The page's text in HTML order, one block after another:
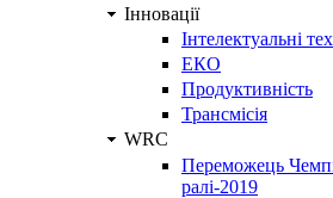
Інновації
Інтелектуальні
ЕКО
Продуктивність
Трансмісія
WRC
Переможець
ралі-2019